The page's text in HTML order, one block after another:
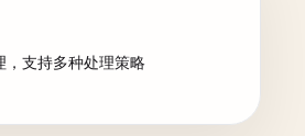
，支持多种处理策略